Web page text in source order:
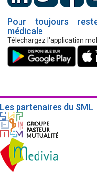
Pour toujours
médicale
Téléchargez l'application
Les partenaires du SML